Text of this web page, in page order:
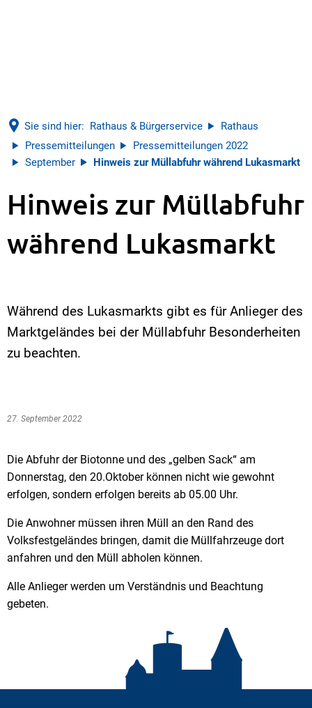
Sie sind hier: Rathaus & Bürgerservice
Rathaus
Pressemitteilungen
Pressemitteilungen 2022
September
Hinweis zur Müllabfuhr während Lukasmarkt
Hinweis zur Müllabfuhr
während Lukasmarkt
Während des Lukasmarkts gibt es für Anlieger des
Marktgeländes bei der Müllabfuhr Besonderheiten
zu beachten.
27. September 2022
Die Abfuhr der Biotonne und des „gelben Sack“ am
Donnerstag, den 20.Oktober können nicht wie gewohnt
erfolgen, sondern erfolgen bereits ab 05.00 Uhr.
Die Anwohner müssen ihren Müll an den Rand des
Volksfestgeländes bringen, damit die Müllfahrzeuge dort
anfahren und den Müll abholen können.
Alle Anlieger werden um Verständnis und Beachtung
gebeten.